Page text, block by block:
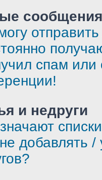
сообщения
спам или
и недруги
добавлять /